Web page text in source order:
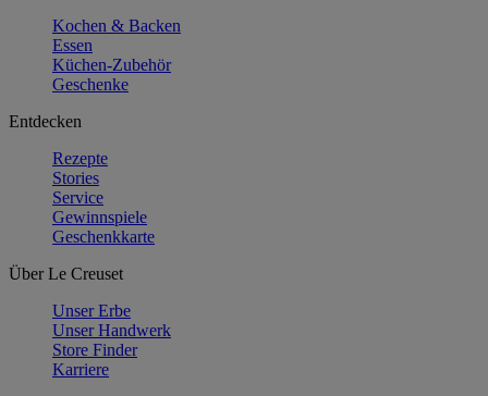
Kochen & Backen
Essen
Küchen-Zubehör
Geschenke
Entdecken
Rezepte
Stories
Service
Gewinnspiele
Geschenkkarte
Über Le Creuset
Unser Erbe
Unser Handwerk
Store Finder
Karriere